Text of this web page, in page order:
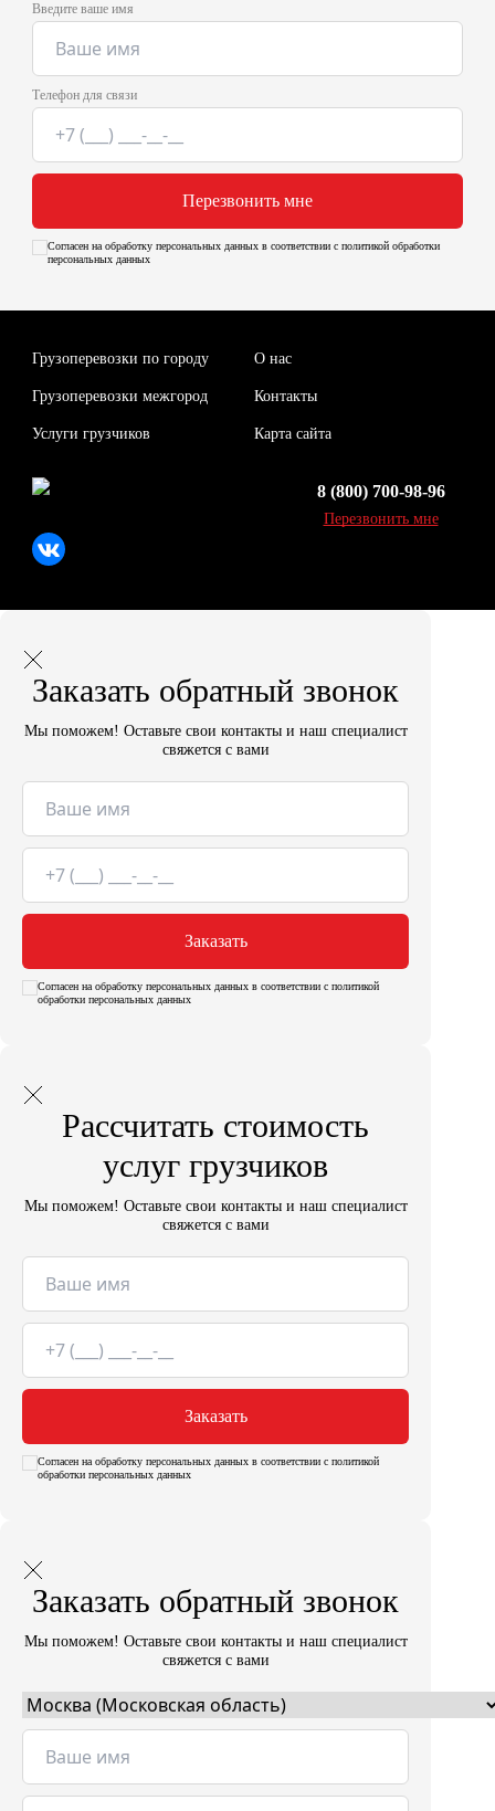
Введите ваше имя
Телефон для связи
Перезвонить мне
Согласен на обработку персональных данных в соответствии с политикой обработки
персональных данных
Грузоперевозки по городу О нас
Грузоперевозки межгород Контакты
Услуги грузчиков Карта сайта
8 (800) 700-98-96
Перезвонить мне
Заказать обратный звонок
Мы поможем! Оставьте свои контакты и наш специалист
свяжется с вами
Заказать
Согласен на обработку персональных данных в соответствии с политикой
обработки персональных данных
Рассчитать стоимость
услуг грузчиков
Мы поможем! Оставьте свои контакты и наш специалист
свяжется с вами
Заказать
Согласен на обработку персональных данных в соответствии с политикой
обработки персональных данных
Заказать обратный звонок
Мы поможем! Оставьте свои контакты и наш специалист
свяжется с вами